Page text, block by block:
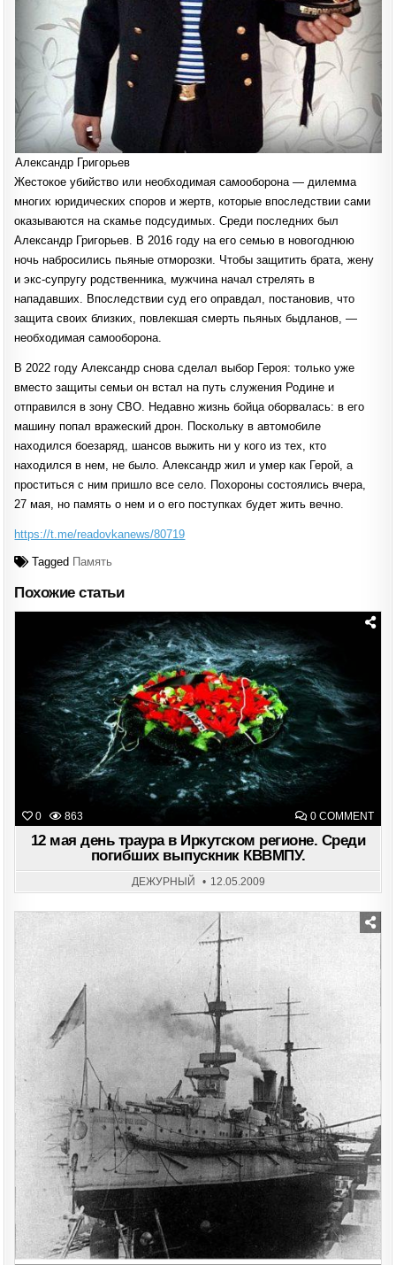
Александр Григорьев
Жестокое убийство или необходимая самооборона — дилемма
многих юридических споров и жертв, которые впоследствии сами
оказываются на скамье подсудимых. Среди последних был
Александр Григорьев. В 2016 году на его семью в новогоднюю
ночь набросились пьяные отморозки. Чтобы защитить брата, жену
и экс-супругу родственника, мужчина начал стрелять в
нападавших. Впоследствии суд его оправдал, постановив, что
защита своих близких, повлекшая смерть пьяных быдланов, —
необходимая самооборона.
В 2022 году Александр снова сделал выбор Героя: только уже
вместо защиты семьи он встал на путь служения Родине и
отправился в зону СВО. Недавно жизнь бойца оборвалась: в его
машину попал вражеский дрон. Поскольку в автомобиле
находился боезаряд, шансов выжить ни у кого из тех, кто
находился в нем, не было. Александр жил и умер как Герой, а
проститься с ним пришло все село. Похороны состоялись вчера,
27 мая, но память о нем и о его поступках будет жить вечно.
https://t.me/readovkanews/80719
Tagged Память
Похожие статьи
0 863 0 COMMENTON
12
Posted
in
12 мая день траура в Иркутском регионе. Среди
погибших выпускник КВВМПУ.
ДЕЖУРНЫЙ 12.05.2009
in